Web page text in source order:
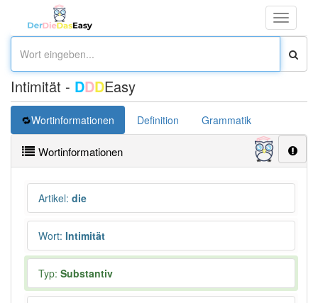
Toggle
Intimität - DDDEasy
Wortinformationen Definition Grammatik
Wortinformationen
Artikel: die
Wort: Intimität
Typ: Substantiv